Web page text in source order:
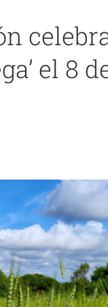
el 8
variedad de